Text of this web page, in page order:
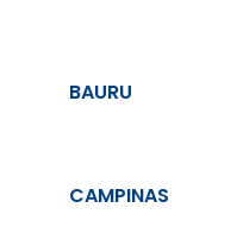
BAURU
CAMPINAS